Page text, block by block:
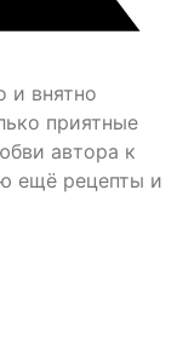
и внятно
приятные
автора к
ещё рецепты и